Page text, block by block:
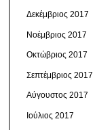
Δεκέμβριος 2017
Νοέμβριος 2017
Οκτώβριος 2017
Σεπτέμβριος 2017
Αύγουστος 2017
Ιούλιος 2017